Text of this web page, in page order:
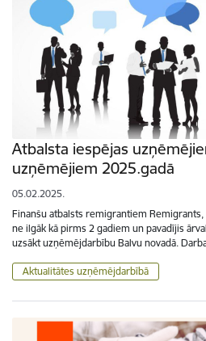
Atbalsta iespējas
uzņēmējiem 2025.gadā
05.02.2025.
Finanšu atbalsts remigrantiem
ne ilgāk kā pirms 2 gadiem un pavadījis
uzsākt uzņēmējdarbību Balvu novadā.
Aktualitātes uzņēmējdarbībā